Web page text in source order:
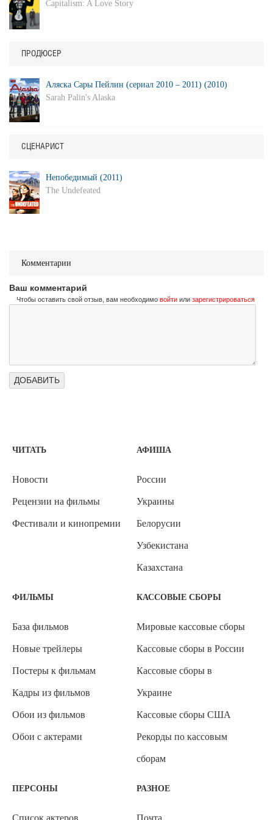
Capitalism: A Love Story
ПРОДЮСЕР
Аляска Сары Пейлин (сериал 2010 – 2011) (2010)
Sarah Palin's Alaska
СЦЕНАРИСТ
Непобедимый (2011)
The Undefeated
Комментарии
Ваш комментарий
Чтобы оставить свой отзыв, вам необходимо войти или зарегистрироваться
ЧИТАТЬ
Новости
Рецензии на фильмы
Фестивали и кинопремии
АФИША
России
Украины
Белорусии
Узбекистана
Казахстана
ФИЛЬМЫ
База фильмов
Новые трейлеры
Постеры к фильмам
Кадры из фильмов
Обои из фильмов
Обои с актерами
КАССОВЫЕ СБОРЫ
Мировые кассовые сборы
Кассовые сборы в России
Кассовые сборы в
Украине
Кассовые сборы США
Рекорды по кассовым
сборам
ПЕРСОНЫ
Список актеров
РАЗНОЕ
Почта